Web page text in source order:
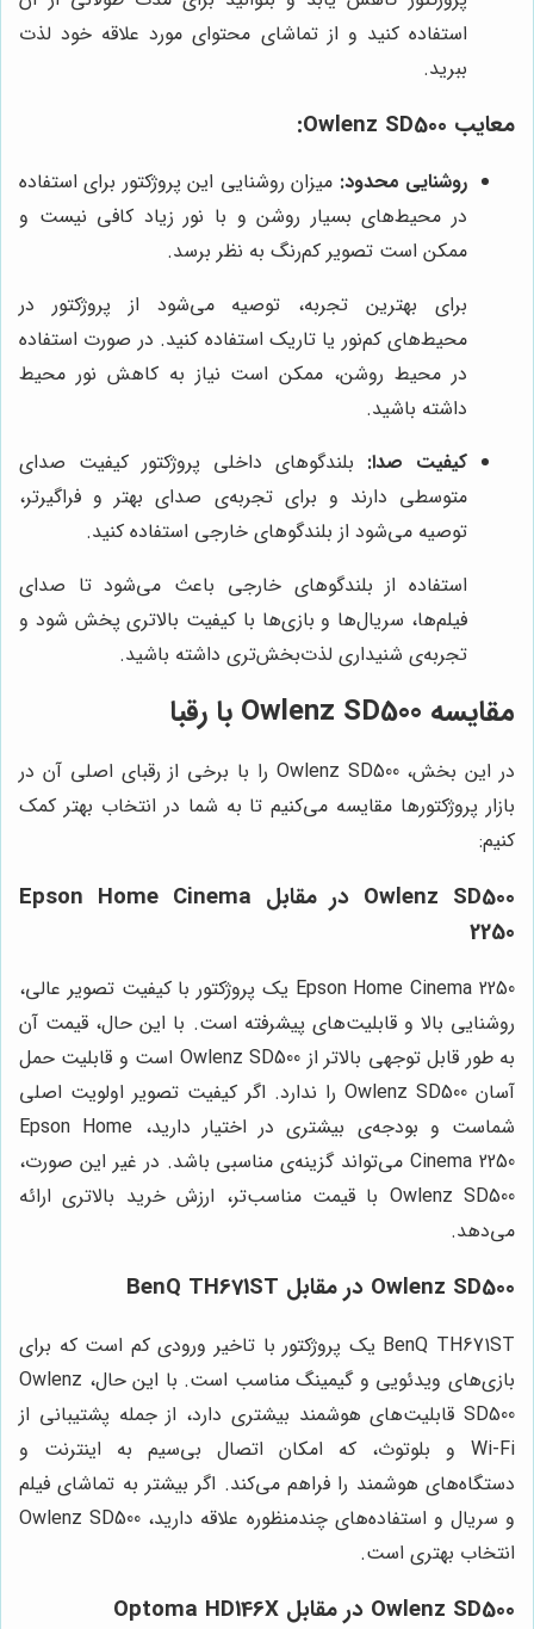
استفاده کنید و از تماشای محتوای مورد علاقه خود لذت
ببرید.
معایب Owlenz SD500:
روشنایی محدود: میزان روشنایی این پروژکتور برای استفاده
در محیط‌های بسیار روشن و با نور زیاد کافی نیست و
ممکن است تصویر کم‌رنگ به نظر برسد.
برای بهترین تجربه، توصیه می‌شود از پروژکتور در
محیط‌های کم‌نور یا تاریک استفاده کنید. در صورت استفاده
در محیط روشن، ممکن است نیاز به کاهش نور محیط
داشته باشید.
کیفیت صدا: بلندگوهای داخلی پروژکتور کیفیت صدای
متوسطی دارند و برای تجربه‌ی صدای بهتر و فراگیرتر،
توصیه می‌شود از بلندگوهای خارجی استفاده کنید.
استفاده از بلندگوهای خارجی باعث می‌شود تا صدای
فیلم‌ها، سریال‌ها و بازی‌ها با کیفیت بالاتری پخش شود و
تجربه‌ی شنیداری لذت‌بخش‌تری داشته باشید.
مقایسه Owlenz SD500 با رقبا
در این بخش، Owlenz SD500 را با برخی از رقبای اصلی آن در
بازار پروژکتورها مقایسه می‌کنیم تا به شما در انتخاب بهتر کمک
کنیم:
Owlenz SD500 در مقابل Epson Home Cinema
2250
Epson Home Cinema 2250 یک پروژکتور با کیفیت تصویر عالی،
روشنایی بالا و قابلیت‌های پیشرفته است. با این حال، قیمت آن
به طور قابل توجهی بالاتر از Owlenz SD500 است و قابلیت حمل
آسان Owlenz SD500 را ندارد. اگر کیفیت تصویر اولویت اصلی
شماست و بودجه‌ی بیشتری در اختیار دارید، Epson Home
Cinema 2250 می‌تواند گزینه‌ی مناسبی باشد. در غیر این صورت،
Owlenz SD500 با قیمت مناسب‌تر، ارزش خرید بالاتری ارائه
می‌دهد.
Owlenz SD500 در مقابل BenQ TH671ST
BenQ TH671ST یک پروژکتور با تاخیر ورودی کم است که برای
بازی‌های ویدئویی و گیمینگ مناسب است. با این حال، Owlenz
SD500 قابلیت‌های هوشمند بیشتری دارد، از جمله پشتیبانی از
Wi-Fi و بلوتوث، که امکان اتصال بی‌سیم به اینترنت و
دستگاه‌های هوشمند را فراهم می‌کند. اگر بیشتر به تماشای فیلم
و سریال و استفاده‌های چندمنظوره علاقه دارید، Owlenz SD500
انتخاب بهتری است.
Owlenz SD500 در مقابل Optoma HD146X